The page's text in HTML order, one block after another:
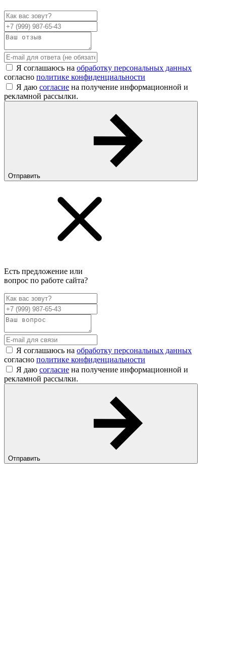
Я соглашаюсь на обработку персональных данных
согласно политике конфиденциальности
Я даю согласие на получение информационной и
рекламной рассылки.
Отправить
Есть предложение или
вопрос по работе сайта?
Я соглашаюсь на обработку персональных данных
согласно политике конфиденциальности
Я даю согласие на получение информационной и
рекламной рассылки.
Отправить